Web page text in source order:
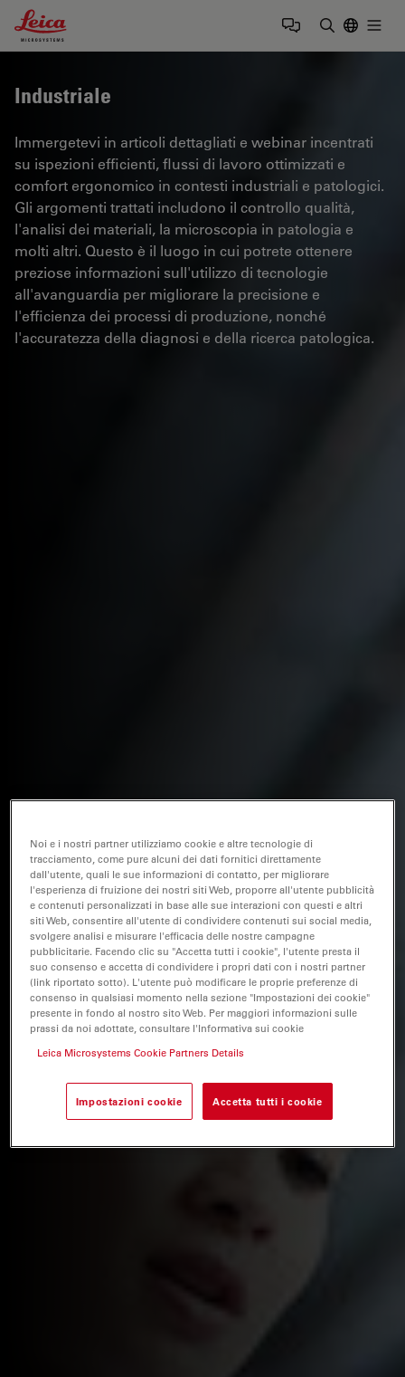
Leica Microsystems Logo
Industriale
Immergetevi in articoli dettagliati e webinar incentrati
su ispezioni efficienti, flussi di lavoro ottimizzati e
comfort ergonomico in contesti industriali e patologici.
Gli argomenti trattati includono il controllo qualità,
l'analisi dei materiali, la microscopia in patologia e
molti altri. Questo è il luogo in cui potrete ottenere
preziose informazioni sull'utilizzo di tecnologie
all'avanguardia per migliorare la precisione e
l'efficienza dei processi di produzione, nonché
l'accuratezza della diagnosi e della ricerca patologica.
Noi e i nostri partner utilizziamo cookie e altre tecnologie di
tracciamento, come pure alcuni dei dati fornitici direttamente
dall'utente, quali le sue informazioni di contatto, per migliorare
l'esperienza di fruizione dei nostri siti Web, proporre all'utente pubblicità
e contenuti personalizzati in base alle sue interazioni con questi e altri
siti Web, consentire all'utente di condividere contenuti sui social media,
svolgere analisi e misurare l'efficacia delle nostre campagne
pubblicitarie. Facendo clic su "Accetta tutti i cookie", l'utente presta il
suo consenso e accetta di condividere i propri dati con i nostri partner
(link riportato sotto). L'utente può modificare le proprie preferenze di
consenso in qualsiasi momento nella sezione "Impostazioni dei cookie"
presente in fondo al nostro sito Web. Per maggiori informazioni sulle
prassi da noi adottate, consultare l'Informativa sui cookie
Leica Microsystems Cookie Partners Details
Impostazioni cookie Accetta tutti i cookie